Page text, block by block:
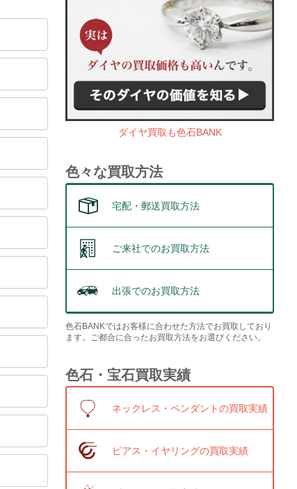
ダイヤ買取も色石BANK
色々な買取方法
宅配・郵送買取方法
ご来社でのお買取方法
出張でのお買取方法
色石BANKではお客様に合わせた方法でお買取しており
ます。ご都合に合ったお買取方法をお選びください。
色石・宝石買取実績
ネックレス・ペンダントの買取実績
ピアス・イヤリングの買取実績